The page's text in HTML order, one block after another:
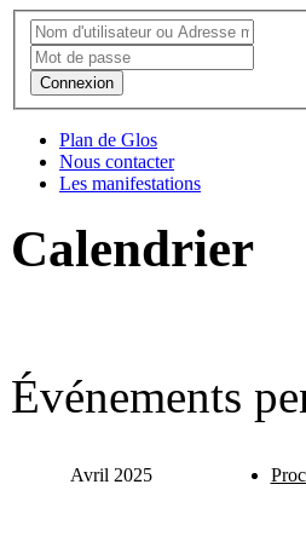
Connexion
Plan de Glos
Nous contacter
Les manifestations
Calendrier
Événements
Avril 2025